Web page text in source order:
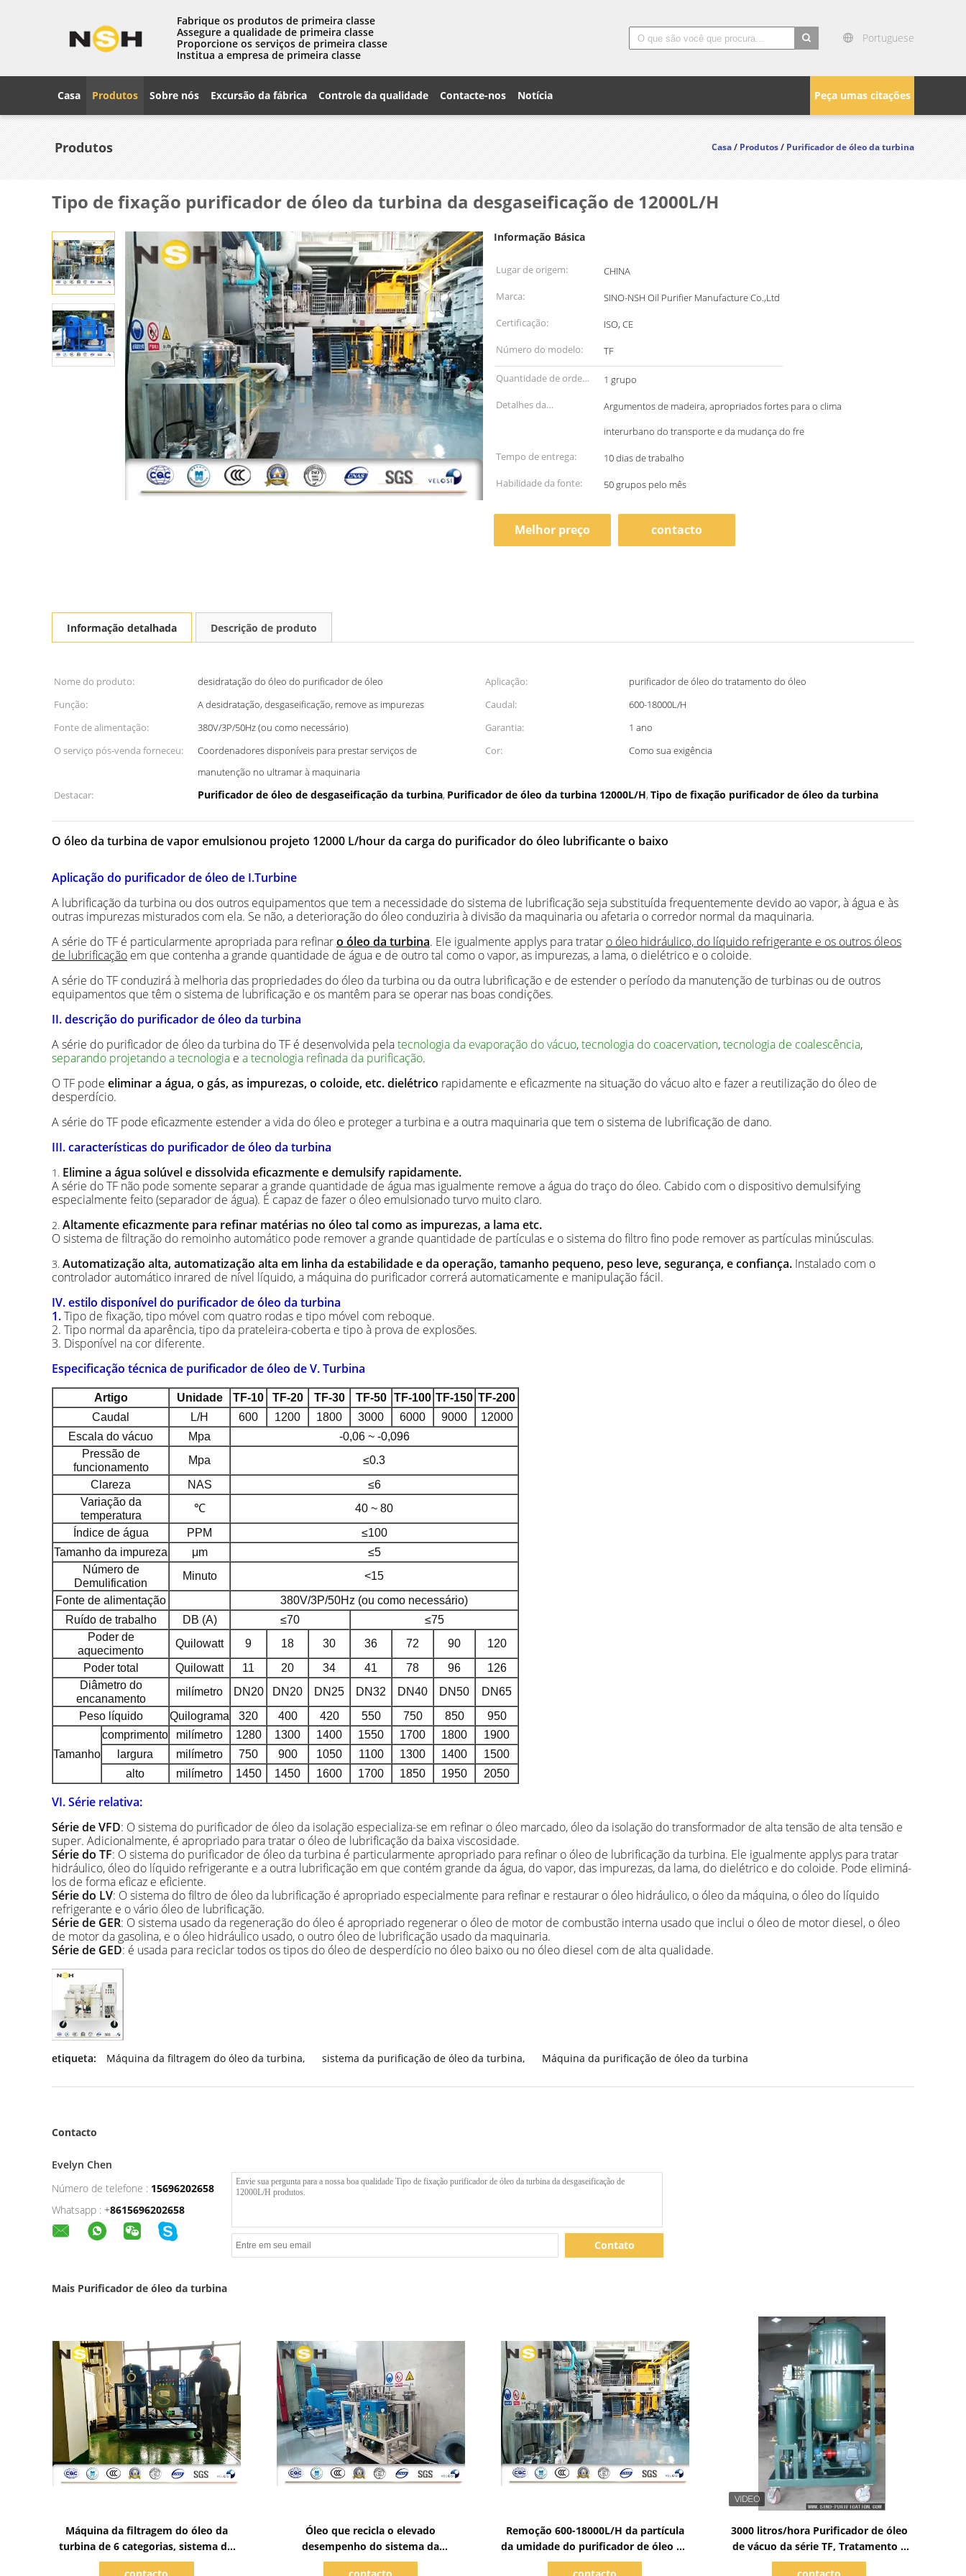
Fabrique os produtos de primeira classe
Assegure a qualidade de primeira classe
Proporcione os serviços de primeira classe
Institua a empresa de primeira classe
Portuguese
Peça umas citações
Casa Produtos Sobre nós Excursão da fábrica Controle da qualidade Contacte-nos Notícia
Produtos Casa/Produtos/Purificador de óleo da turbina
Tipo de fixação purificador de óleo da turbina da desgaseificação de 12000L/H
Informação Básica
Lugar de origem:
CHINA
Marca:
SINO-NSH Oil Purifier Manufacture Co.,Ltd
Certificação:
ISO, CE
Número do modelo:
TF
Quantidade de ordem
mínima:
1 grupo
Detalhes da
Argumentos de madeira, apropriados fortes para o clima
interurbano do transporte e da mudança do fre
Tempo de entrega:
10 dias de trabalho
Habilidade da fonte:
50 grupos pelo mês
Melhor preço contacto
Informação detalhada Descrição de produto
Nome do produto: desidratação do óleo do purificador de óleo Aplicação:
purificador de óleo do tratamento do óleo
Função:
A desidratação, desgaseificação, remove as impurezas Caudal:
600-18000L/H
Fonte de alimentação:
380V/3P/50Hz (ou como necessário) Garantia:
1 ano
O serviço pós-venda forneceu:
Coordenadores disponíveis para prestar serviços de
manutenção no ultramar à maquinaria
Cor: Como sua exigência
Destacar: Purificador de óleo de desgaseificação da turbina, Purificador de óleo da turbina 12000L/H, Tipo de fixação purificador de óleo da turbina
O óleo da turbina de vapor emulsionou projeto 12000 L/hour da carga do purificador do óleo lubrificante o baixo
Aplicação do purificador de óleo de I.Turbine
A lubrificação da turbina ou dos outros equipamentos que tem a necessidade do sistema de lubrificação seja substituída frequentemente devido ao vapor, à água e às
outras impurezas misturados com ela. Se não, a deterioração do óleo conduziria à divisão da maquinaria ou afetaria o corredor normal da maquinaria.
A série do TF é particularmente apropriada para refinaro óleo da turbina. Ele igualmente applys para tratar o óleo hidráulico, do líquido refrigerante e os outros óleos
de lubrificação em que contenha a grande quantidade de água e de outro tal como o vapor, as impurezas, a lama, o dielétrico e o coloide.
A série do TF conduzirá à melhoria das propriedades do óleo da turbina ou da outra lubrificação e de estender o período da manutenção de turbinas ou de outros
equipamentos que têm o sistema de lubrificação e os mantêm para se operar nas boas condições.
II. descrição do purificador de óleo da turbina
A série do purificador de óleo da turbina do TF é desenvolvida pelatecnologia da evaporação do vácuo,tecnologia do coacervation,tecnologia de coalescência,
separando projetando a tecnologia e a tecnologia refinada da purificação.
O TF pode eliminar a água, o gás, as impurezas, o coloide, etc. dielétrico rapidamente e eficazmente na situação do vácuo alto e fazer a reutilização do óleo de
desperdício.
A série do TF pode eficazmente estender a vida do óleo e proteger a turbina e a outra maquinaria que tem o sistema de lubrificação de dano.
III. características do purificador de óleo da turbina
1. Elimine a água solúvel e dissolvida eficazmente e demulsify rapidamente.
A série do TF não pode somente separar a grande quantidade de água mas igualmente remove a água do traço do óleo. Cabido com o dispositivo demulsifying
especialmente feito (separador de água). É capaz de fazer o óleo emulsionado turvo muito claro.
2. Altamente eficazmente para refinar matérias no óleo tal como as impurezas, a lama etc.
O sistema de filtração do remoinho automático pode remover a grande quantidade de partículas e o sistema do filtro fino pode remover as partículas minúsculas.
3. Automatização alta, automatização alta em linha da estabilidade e da operação, tamanho pequeno, peso leve, segurança, e confiança. Instalado com o
controlador automático inrared de nível líquido, a máquina do purificador correrá automaticamente e manipulação fácil.
IV. estilo disponível do purificador de óleo da turbina
1.Tipo de fixação, tipo móvel com quatro rodas e tipo móvel com reboque.
2. Tipo normal da aparência, tipo da prateleira-coberta e tipo à prova de explosões.
3. Disponível na cor diferente.
Especificação técnica de purificador de óleo de V. Turbina
Artigo Unidade TF-10 TF-20 TF-30 TF-50 TF-100 TF-150 TF-200
Caudal
L/H 600 1200 1800 3000 6000 9000
12000
Escala do vácuo
Mpa
-0,06 ~ -0,096
Pressão de
funcionamento
Mpa
≤0.3
Clareza
NAS
≤6
Variação da
temperatura
℃
40 ~ 80
Índice de água
PPM
≤100
Tamanho da impureza
μm
≤5
Número de
Demulification
Minuto
<15
Fonte de alimentação
380V/3P/50Hz (ou como necessário)
Ruído de trabalho
DB (A) ≤70
≤75
Poder de
aquecimento
Quilowatt 9 18 30 36 72 90
120
Poder total
Quilowatt 11 20 34 41 78 96
126
Diâmetro do
encanamento
milímetro DN20 DN20 DN25 DN32 DN40 DN50
DN65
Peso líquido
Quilograma 320 400 420 550 750 850 950
Tamanho
comprimento milímetro 1280 1300 1400 1550 1700 1800
1900
largura
milímetro 750 900 1050 1100 1300 1400
1500
alto
milímetro 1450 1450 1600 1700 1850 1950 2050
VI. Série relativa:
Série de VFD: O sistema do purificador de óleo da isolação especializa-se em refinar o óleo marcado, óleo da isolação do transformador de alta tensão de alta tensão e
super. Adicionalmente, é apropriado para tratar o óleo de lubrificação da baixa viscosidade.
Série do TF: O sistema do purificador de óleo da turbina é particularmente apropriado para refinar o óleo de lubrificação da turbina. Ele igualmente applys para tratar
hidráulico, óleo do líquido refrigerante e a outra lubrificação em que contém grande da água, do vapor, das impurezas, da lama, do dielétrico e do coloide. Pode eliminá-
los de forma eficaz e eficiente.
Série do LV: O sistema do filtro de óleo da lubrificação é apropriado especialmente para refinar e restaurar o óleo hidráulico, o óleo da máquina, o óleo do líquido
refrigerante e o vário óleo de lubrificação.
Série de GER: O sistema usado da regeneração do óleo é apropriado regenerar o óleo de motor de combustão interna usado que inclui o óleo de motor diesel, o óleo
de motor da gasolina, e o óleo hidráulico usado, o outro óleo de lubrificação usado da maquinaria.
Série de GED: é usada para reciclar todos os tipos do óleo de desperdício no óleo baixo ou no óleo diesel com de alta qualidade.
etiqueta: Máquina da filtragem do óleo da turbina, sistema da purificação de óleo da turbina, Máquina da purificação de óleo da turbina
Contacto
Evelyn Chen
Número de telefone : 15696202658
Whatsapp : +8615696202658
Contato
Mais Purificador de óleo da turbina
Máquina da filtragem do óleo da
turbina de 6 categorias, sistema do
vácuo da turbina da elevada precisão
Óleo que recicla o elevado
desempenho do sistema da
regeneração do óleo da turbina do
Remoção 600-18000L/H da partícula
da umidade do purificador de óleo da
turbina do central elétrica de baixo
3000 litros/hora Purificador de óleo
de vácuo da série TF, Tratamento a
vácuo de óleo de turbina